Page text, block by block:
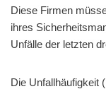
Diese Firmen
ihres
Unfälle der letzten
Die Unfallhäufigkeit